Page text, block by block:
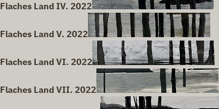
Flaches Land IV. 2022
Flaches Land V. 2022
Flaches Land VI. 2022
Flaches Land VII. 2022